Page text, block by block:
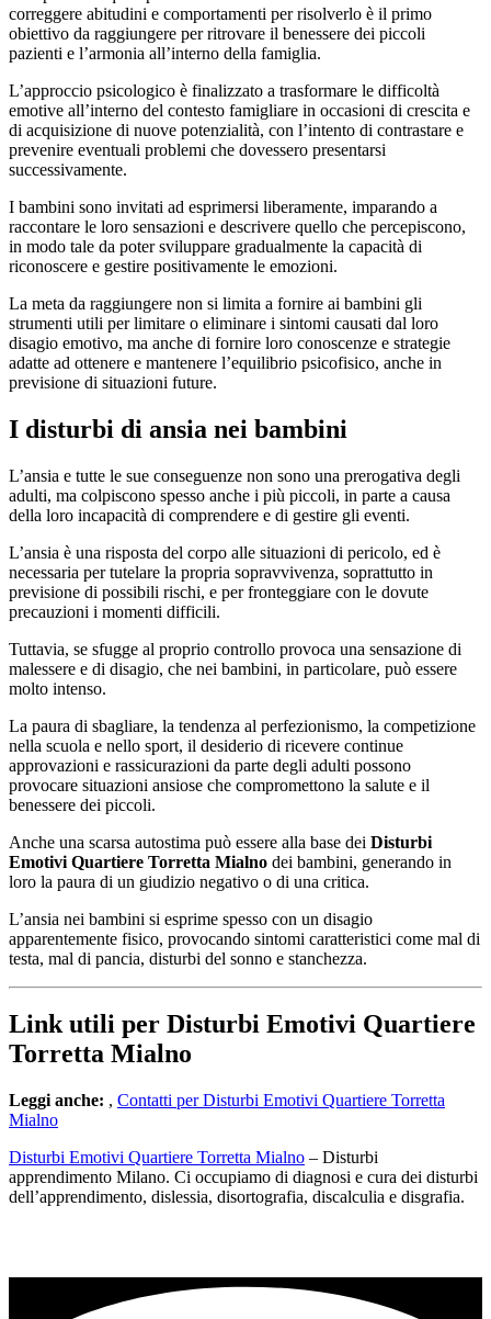
correggere abitudini e comportamenti per risolverlo è il primo
obiettivo da raggiungere per ritrovare il benessere dei piccoli
pazienti e l’armonia all’interno della famiglia.
L’approccio psicologico è finalizzato a trasformare le difficoltà
emotive all’interno del contesto famigliare in occasioni di crescita e
di acquisizione di nuove potenzialità, con l’intento di contrastare e
prevenire eventuali problemi che dovessero presentarsi
successivamente.
I bambini sono invitati ad esprimersi liberamente, imparando a
raccontare le loro sensazioni e descrivere quello che percepiscono,
in modo tale da poter sviluppare gradualmente la capacità di
riconoscere e gestire positivamente le emozioni.
La meta da raggiungere non si limita a fornire ai bambini gli
strumenti utili per limitare o eliminare i sintomi causati dal loro
disagio emotivo, ma anche di fornire loro conoscenze e strategie
adatte ad ottenere e mantenere l’equilibrio psicofisico, anche in
previsione di situazioni future.
I disturbi di ansia nei bambini
L’ansia e tutte le sue conseguenze non sono una prerogativa degli
adulti, ma colpiscono spesso anche i più piccoli, in parte a causa
della loro incapacità di comprendere e di gestire gli eventi.
L’ansia è una risposta del corpo alle situazioni di pericolo, ed è
necessaria per tutelare la propria sopravvivenza, soprattutto in
previsione di possibili rischi, e per fronteggiare con le dovute
precauzioni i momenti difficili.
Tuttavia, se sfugge al proprio controllo provoca una sensazione di
malessere e di disagio, che nei bambini, in particolare, può essere
molto intenso.
La paura di sbagliare, la tendenza al perfezionismo, la competizione
nella scuola e nello sport, il desiderio di ricevere continue
approvazioni e rassicurazioni da parte degli adulti possono
provocare situazioni ansiose che compromettono la salute e il
benessere dei piccoli.
Anche una scarsa autostima può essere alla base dei Disturbi
Emotivi Quartiere Torretta Mialno dei bambini, generando in
loro la paura di un giudizio negativo o di una critica.
L’ansia nei bambini si esprime spesso con un disagio
apparentemente fisico, provocando sintomi caratteristici come mal di
testa, mal di pancia, disturbi del sonno e stanchezza.
Link utili per Disturbi Emotivi Quartiere
Torretta Mialno
Leggi anche: , Contatti per Disturbi Emotivi Quartiere Torretta
Mialno
Disturbi Emotivi Quartiere Torretta Mialno – Disturbi
apprendimento Milano. Ci occupiamo di diagnosi e cura dei disturbi
dell’apprendimento, dislessia, disortografia, discalculia e disgrafia.